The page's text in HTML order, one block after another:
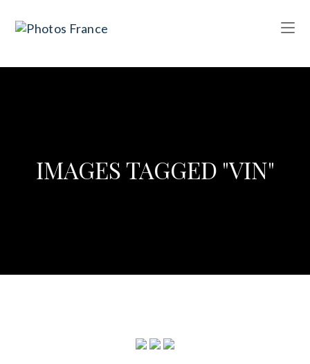
IMAGES TAGGED "VIN"